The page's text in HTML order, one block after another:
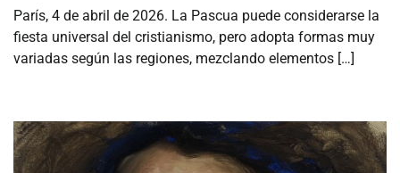
París, 4 de abril de 2026. La Pascua puede considerarse la
fiesta universal del cristianismo, pero adopta formas muy
variadas según las regiones, mezclando elementos […]